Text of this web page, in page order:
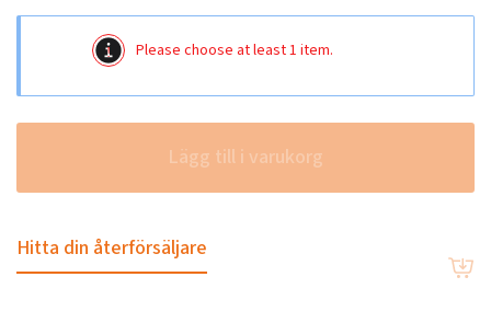
Please choose at least 1 item.
Lägg till i varukorg
Hitta din återförsäljare